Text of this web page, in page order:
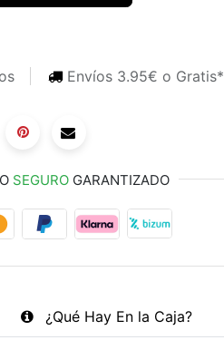
Envíos 3.95€ o Gratis*
SEGUROGARANTIZADO
¿Qué Hay En la Caja?